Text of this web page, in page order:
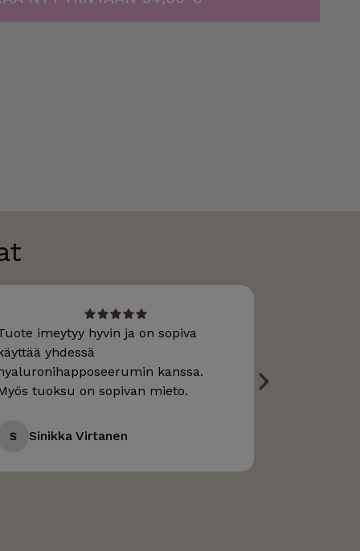
imeytyy hyvin ja on sopiva
yhdessä
kanssa.
tuoksu on sopivan mieto.
S Sinikka Virtanen